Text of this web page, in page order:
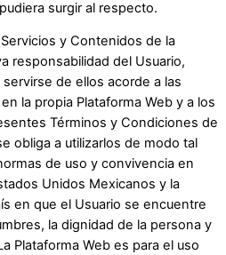
surgir al respecto.
y Contenidos de la
responsabilidad del Usuario,
de ellos acorde a las
la propia Plataforma Web y a los
Términos y Condiciones de
obliga a utilizarlos de modo tal
de uso y convivencia en
Unidos Mexicanos y la
en que el Usuario se encuentre
la dignidad de la persona y
Plataforma Web es para el uso